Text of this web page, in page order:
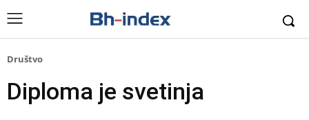
Društvo
Diploma je svetinja